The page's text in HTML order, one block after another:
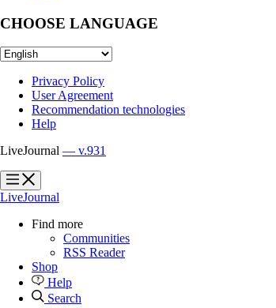
CHOOSE LANGUAGE
Privacy Policy
User Agreement
Recommendation technologies
Help
LiveJournal — v.931
?
?
LiveJournal
Find more
Communities
RSS Reader
Shop
Help
Search